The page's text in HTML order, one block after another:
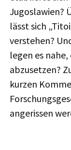
Jugoslawien?
lässt sich
verstehen?
legen es
abzusetzen?
kurzen
angerissen